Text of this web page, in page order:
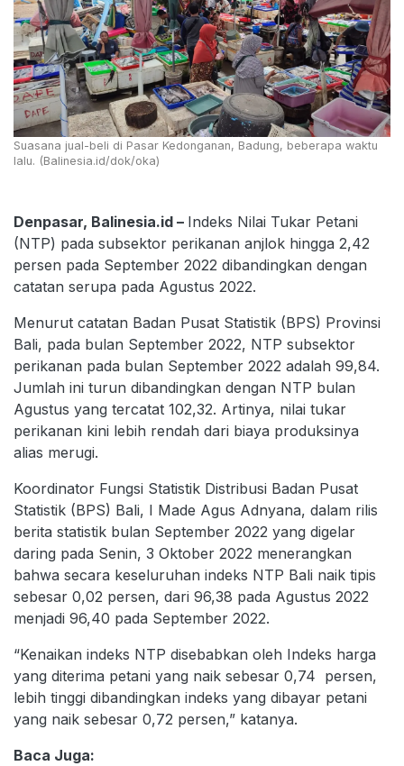
Suasana jual-beli di Pasar Kedonganan, Badung, beberapa waktu
lalu. (Balinesia.id/dok/oka)
Denpasar, Balinesia.id – Indeks Nilai Tukar Petani
(NTP) pada subsektor perikanan anjlok hingga 2,42
persen pada September 2022 dibandingkan dengan
catatan serupa pada Agustus 2022.
Menurut catatan Badan Pusat Statistik (BPS) Provinsi
Bali, pada bulan September 2022, NTP subsektor
perikanan pada bulan September 2022 adalah 99,84.
Jumlah ini turun dibandingkan dengan NTP bulan
Agustus yang tercatat 102,32. Artinya, nilai tukar
perikanan kini lebih rendah dari biaya produksinya
alias merugi.
Koordinator Fungsi Statistik Distribusi Badan Pusat
Statistik (BPS) Bali, I Made Agus Adnyana, dalam rilis
berita statistik bulan September 2022 yang digelar
daring pada Senin, 3 Oktober 2022 menerangkan
bahwa secara keseluruhan indeks NTP Bali naik tipis
sebesar 0,02 persen, dari 96,38 pada Agustus 2022
menjadi 96,40 pada September 2022.
“Kenaikan indeks NTP disebabkan oleh Indeks harga
yang diterima petani yang naik sebesar 0,74 persen,
lebih tinggi dibandingkan indeks yang dibayar petani
yang naik sebesar 0,72 persen,” katanya.
Baca Juga: